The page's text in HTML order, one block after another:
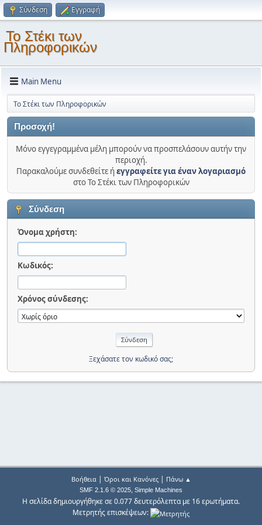
Σύνδεση Εγγραφή
Το Στέκι των
Πληροφορικών
Main Menu
Το Στέκι των Πληροφορικών
Προσοχή!
Μόνο εγγεγραμμένα μέλη μπορούν να προσπελάσουν αυτήν την
περιοχή.
Παρακαλούμε συνδεθείτε ήεγγραφείτε για έναν λογαριασμό
στο Το Στέκι των Πληροφορικών
Σύνδεση
Όνομα χρήστη:
Κωδικός:
Χρόνος σύνδεσης:
Ξεχάσατε τον κωδικό σας;
Βοήθεια| Όροι και Κανόνες| Πάνω ▲
SMF 2.1.6 © 2025, Simple Machines
Η σελίδα δημιουργήθηκε σε 0.077 δευτερόλεπτα με 16 ερωτήματα.
Μετρητής επισκέψεων: